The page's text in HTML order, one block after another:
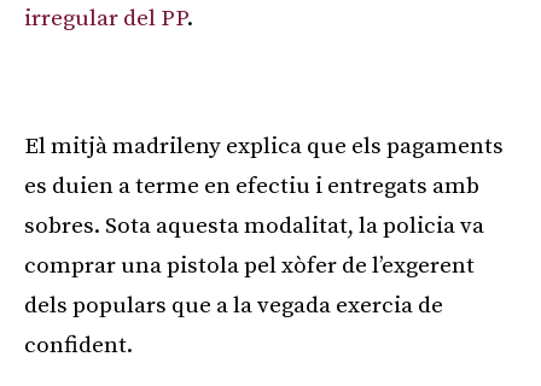
irregular del PP.
El mitjà madrileny explica que els pagaments
es duien a terme en efectiu i entregats amb
sobres. Sota aquesta modalitat, la policia va
comprar una pistola pel xòfer de l’exgerent
dels populars que a la vegada exercia de
confident.